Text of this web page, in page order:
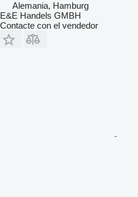
Alemania, Hamburg
E&E Handels GMBH
Contacte con el vendedor